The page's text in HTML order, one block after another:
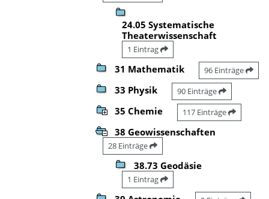
24.05 Systematische
Theaterwissenschaft
1 Eintrag
31 Mathematik 96 Einträge
33 Physik 90 Einträge
35 Chemie 117 Einträge
38 Geowissenschaften
28 Einträge
38.73 Geodäsie
1 Eintrag